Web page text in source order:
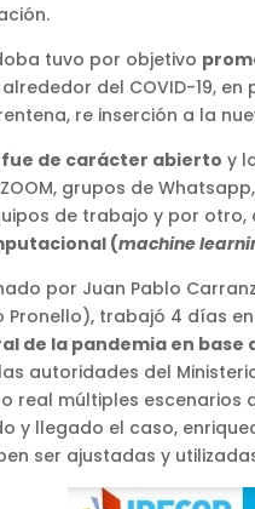
tuvo por objetivo
del COVID-19,
re inserción a la
de carácter abierto y
grupos de
de trabajo y por otro,
(machine
por Juan Pablo
Pronello), trabajó 4 días
de la pandemia en
autoridades del
real múltiples escenarios
y llegado el caso,
ser ajustadas y